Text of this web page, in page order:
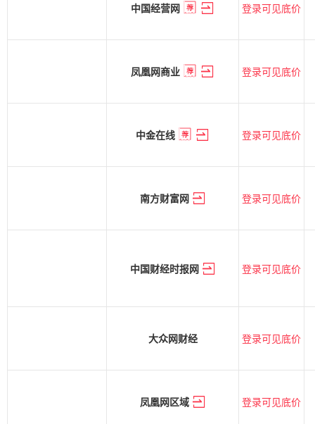
中国经营网 登录可见底价
凤凰网商业 登录可见底价
中金在线 登录可见底价
南方财富网 登录可见底价
中国财经时报网 登录可见底价
大众网财经 登录可见底价
凤凰网区域 登录可见底价